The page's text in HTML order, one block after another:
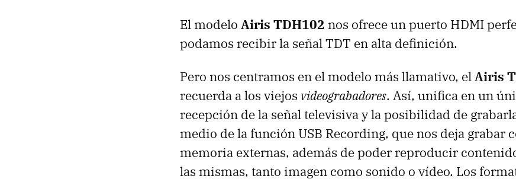
El modelo Airis TDH102 nos ofrece un puerto HDMI
podamos recibir la señalTDT en alta definición.
Pero nos centramos en el modelo más llamativo, elAiris
recuerda a los viejos videograbadores. Así, unifica en un
recepción de la señal televisiva y la posibilidad de
medio de la función USB Recording, que nos deja grabar
memoria externas, además de poder reproducir
las mismas, tanto imagen como sonido o vídeo. Los